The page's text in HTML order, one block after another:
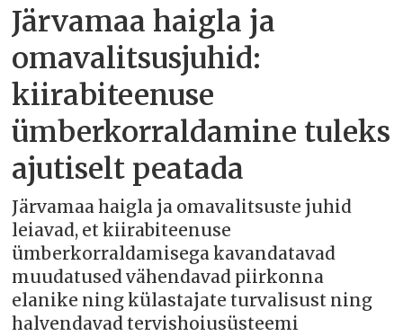
Järvamaa haigla ja
omavalitsusjuhid:
kiirabiteenuse
ümberkorraldamine tuleks
ajutiselt peatada
Järvamaa haigla ja omavalitsuste juhid
leiavad, et kiirabiteenuse
ümberkorraldamisega kavandatavad
muudatused vähendavad piirkonna
elanike ning külastajate turvalisust ning
halvendavad tervishoiusüsteemi